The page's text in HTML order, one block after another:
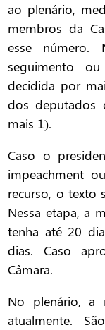
ao plenário,
membros da
esse número.
seguimento
decidida por
dos deputados
mais 1).
Caso o
impeachment
recurso, o texto
Nessa etapa, a
tenha até 20
dias. Caso
Câmara.
No plenário, a
atualmente.